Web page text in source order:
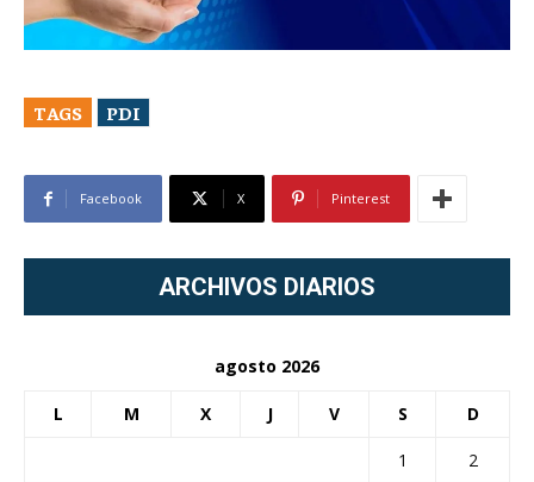
TAGS PDI
Facebook X Pinterest
ARCHIVOS DIARIOS
agosto 2026
L M X J V S D
1
2